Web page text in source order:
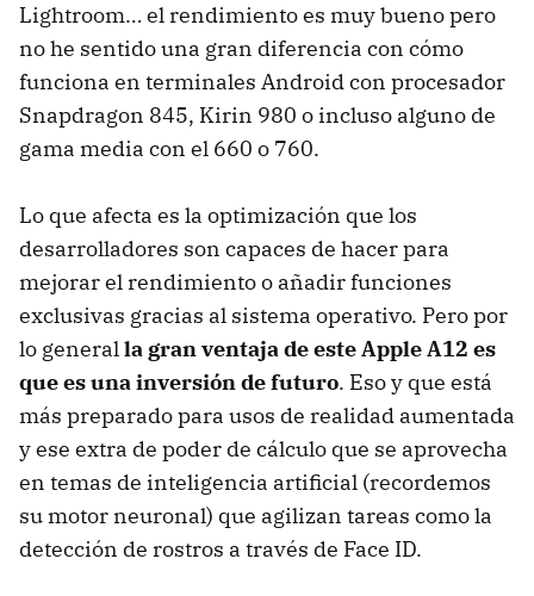
Lightroom… el rendimiento es muy bueno pero
no he sentido una gran diferencia con cómo
funciona en terminales Android con procesador
Snapdragon 845, Kirin 980 o incluso alguno de
gama media con el 660 o 760.
Lo que afecta es la optimización que los
desarrolladores son capaces de hacer para
mejorar el rendimiento o añadir funciones
exclusivas gracias al sistema operativo. Pero por
lo generalla gran ventaja de este Apple A12 es
que es una inversión de futuro. Eso y que está
más preparado para usos de realidad aumentada
y ese extra de poder de cálculo que se aprovecha
en temas de inteligencia artificial (recordemos
su motor neuronal) que agilizan tareas como la
detección de rostros a través de Face ID.